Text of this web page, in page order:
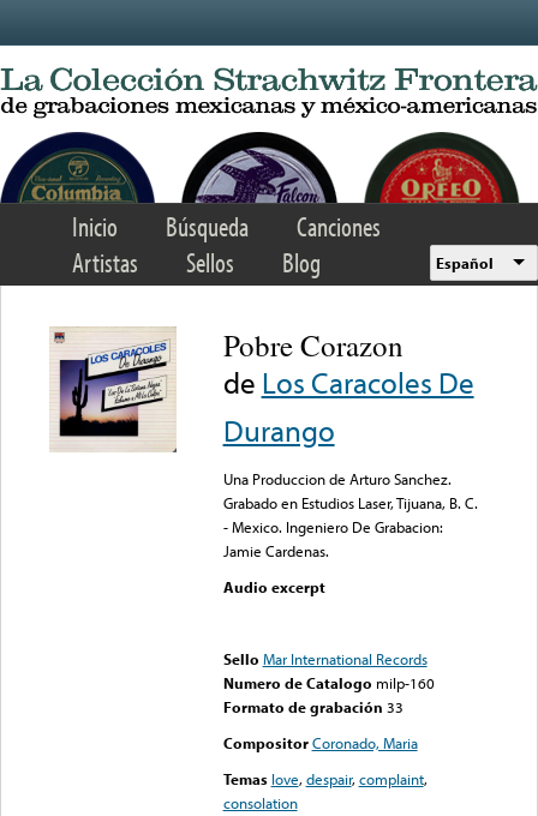
Inicio Búsqueda
Canciones
Artistas
Sellos Blog Español
Pobre Corazon
de Los Caracoles De
Durango
Una Produccion de Arturo Sanchez.
Grabado en Estudios Laser, Tijuana, B. C.
- Mexico. Ingeniero De Grabacion:
Jamie Cardenas.
Audio excerpt
Sello Mar International Records
Numero de Catalogo milp-160
Formato de grabación 33
Compositor Coronado, Maria
Temas love,despair,complaint,
consolation